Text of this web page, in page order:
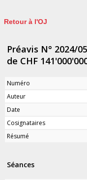
Retour à l'OJ
Préavis N° 2024/
de CHF
Numéro
Auteur
Date
Cosignataires
Résumé
Séances